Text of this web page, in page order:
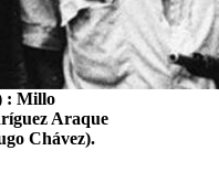
: Millo
Araque
Chávez).